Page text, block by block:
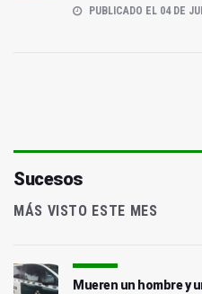
PUBLICADO EL 04 DE
Sucesos
MÁS VISTO ESTE MES
Mueren un hombre y